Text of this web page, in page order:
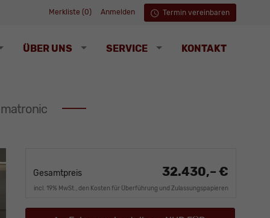
Merkliste (0) Anmelden Termin vereinbaren
ÜBER UNS SERVICE KONTAKT
Gesamtpreis 32.430,– €
incl. 19% MwSt., den Kosten für Überführung und Zulassungspapieren